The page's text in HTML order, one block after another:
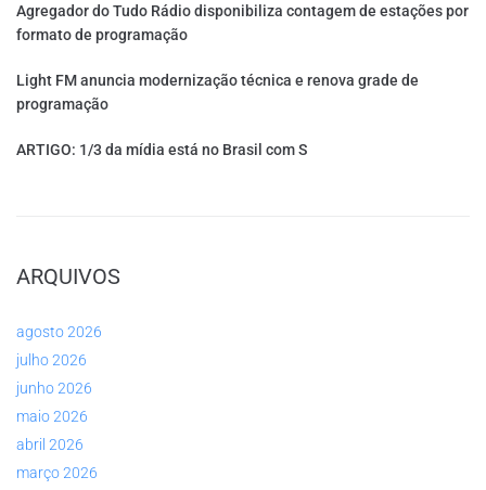
Agregador do Tudo Rádio disponibiliza contagem de estações por
formato de programação
Light FM anuncia modernização técnica e renova grade de
programação
ARTIGO: 1/3 da mídia está no Brasil com S
ARQUIVOS
agosto 2026
julho 2026
junho 2026
maio 2026
abril 2026
março 2026